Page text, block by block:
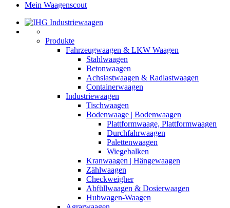
Mein Waagenscout
Produkte
Fahrzeugwaagen & LKW Waagen
Stahlwaagen
Betonwaagen
Achslastwaagen & Radlastwaagen
Containerwaagen
Industriewaagen
Tischwaagen
Bodenwaage | Bodenwaagen
Plattformwaage, Plattformwaagen
Durchfahrwaagen
Palettenwaagen
Wiegebalken
Kranwaagen | Hängewaagen
Zählwaagen
Checkweigher
Abfüllwaagen & Dosierwaagen
Hubwagen-Waagen